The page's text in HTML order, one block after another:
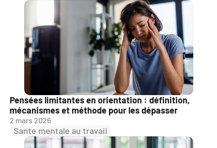
Pensées limitantes en orientation : définition,
mécanismes et méthode pour les dépasser
2 mars 2026
Sante mentale au travail